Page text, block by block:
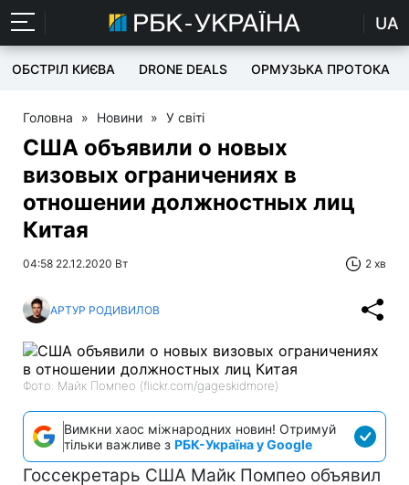
UA
ОБСТРІЛ КИЄВА DRONE DEALS ОРМУЗЬКА ПРОТОКА
Головна » Новини » У світі
США объявили о новых
визовых ограничениях в
отношении должностных лиц
Китая
04:58 22.12.2020 Вт 2 хв
АРТУР РОДИВИЛОВ
Фото: Майк Помпео (flickr.com/gageskidmore)
Вимкни хаос міжнародних новин! Отримуй
тільки важливе з РБК-Україна у Google
Госсекретарь США Майк Помпео объявил